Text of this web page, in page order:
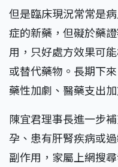
但是臨床現況常常是
症的新藥，但礙於藥
用，只好處方效果可
或替代藥物。長期下
藥性加劇、醫藥支出
陳宜君理事長進一步
孕、患有肝腎疾病或
副作用，家屬上網搜